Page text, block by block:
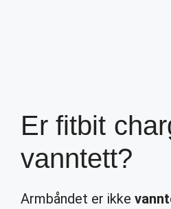
Er fitbit
vanntett?
Armbåndet er ikke